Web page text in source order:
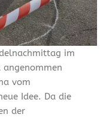
im
angenommen
vom
Idee. Da die
der